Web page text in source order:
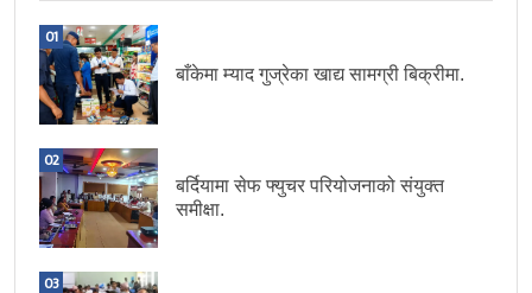
01
बाँकेमा म्याद गुज्रेका खाद्य सामग्री बिक्रीमा.
02
बर्दियामा सेफ फ्युचर परियोजनाको संयुक्त
समीक्षा.
03